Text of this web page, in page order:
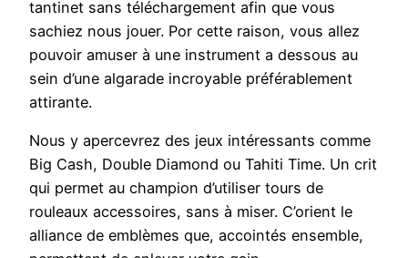
tantinet sans téléchargement afin que vous
sachiez nous jouer. Por cette raison, vous allez
pouvoir amuser à une instrument a dessous au
sein d’une algarade incroyable préférablement
attirante.
Nous y apercevrez des jeux intéressants comme
Big Cash, Double Diamond ou Tahiti Time. Un crit
qui permet au champion d’utiliser tours de
rouleaux accessoires, sans à miser. C’orient le
alliance de emblèmes que, accointés ensemble,